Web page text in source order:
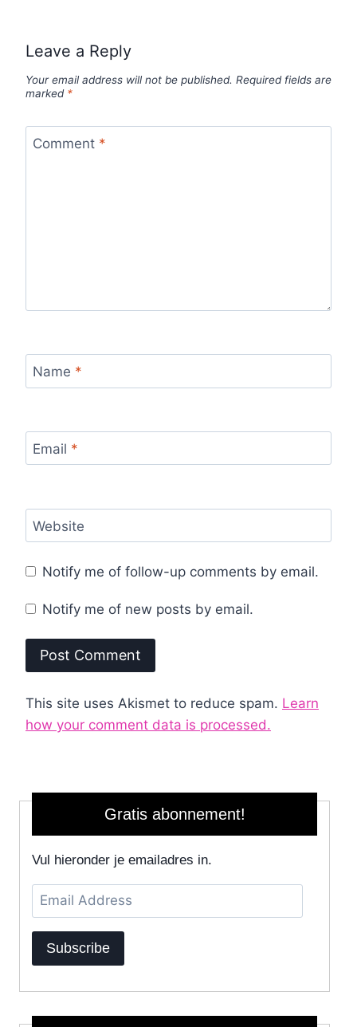
Leave a Reply
Your email address will not be published. Required fields are
marked *
Comment *
Name *
Email *
Website
Notify me of follow-up comments by email.
Notify me of new posts by email.
This site uses Akismet to reduce spam. Learn
how your comment data is processed.
Gratis abonnement!
Vul hieronder je emailadres in.
Email
Address
Subscribe